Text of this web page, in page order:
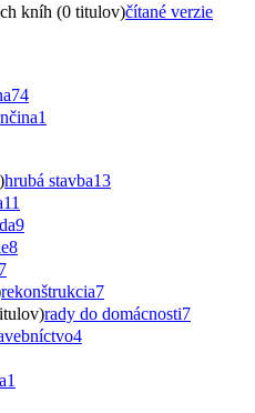
kníh (0 titulov)čítané verzie
74
1
hrubá stavba13
11
9
8
7
rekonštrukcia7
rady do domácnosti7
4
1